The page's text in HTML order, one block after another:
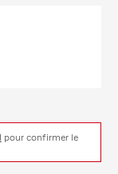
pour confirmer le